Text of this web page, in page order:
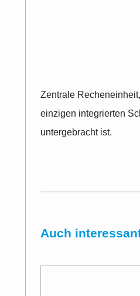
Zentrale
einzigen integrierten
untergebracht ist.
Auch